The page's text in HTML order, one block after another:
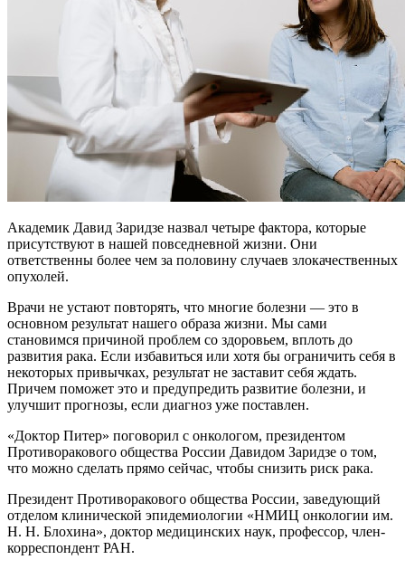
Академик Давид Заридзе назвал четыре фактора, которые
присутствуют в нашей повседневной жизни. Они
ответственны более чем за половину случаев злокачественных
опухолей.
Врачи не устают повторять, что многие болезни — это в
основном результат нашего образа жизни. Мы сами
становимся причиной проблем со здоровьем, вплоть до
развития рака. Если избавиться или хотя бы ограничить себя в
некоторых привычках, результат не заставит себя ждать.
Причем поможет это и предупредить развитие болезни, и
улучшит прогнозы, если диагноз уже поставлен.
«Доктор Питер» поговорил с онкологом, президентом
Противоракового общества России Давидом Заридзе о том,
что можно сделать прямо сейчас, чтобы снизить риск рака.
Президент Противоракового общества России, заведующий
отделом клинической эпидемиологии «НМИЦ онкологии им.
Н. Н. Блохина», доктор медицинских наук, профессор, член-
корреспондент РАН.